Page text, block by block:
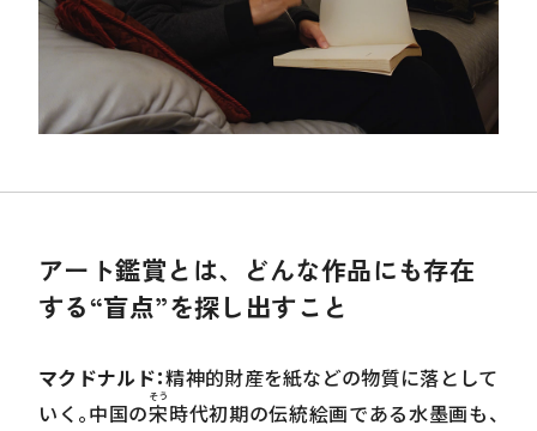
アート鑑賞とは、どんな作品にも存在
する“盲点”を探し出すこと
マクドナルド：精神的財産を紙などの物質に落として
いく。中国の宋
そう
時代初期の伝統絵画である水墨画も、